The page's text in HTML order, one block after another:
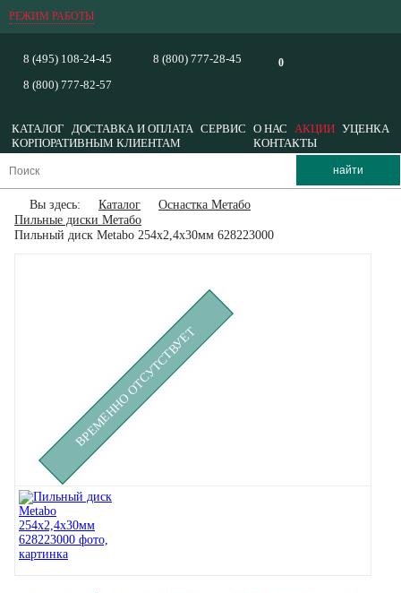
РЕЖИМ РАБОТЫ
0
8 (495) 108-24-45
8 (800) 777-82-57
8 (800) 777-28-45
КАТАЛОГ ДОСТАВКА И ОПЛАТА СЕРВИС О НАС АКЦИИ УЦЕНКА
КОРПОРАТИВНЫМ КЛИЕНТАМ
КОНТАКТЫ
Вы здесь: Каталог
Оснастка Метабо
Пильные диски Метабо
Пильный диск Metabo 254x2,4х30мм 628223000
ВРЕМЕННО ОТСУТСТВУЕТ